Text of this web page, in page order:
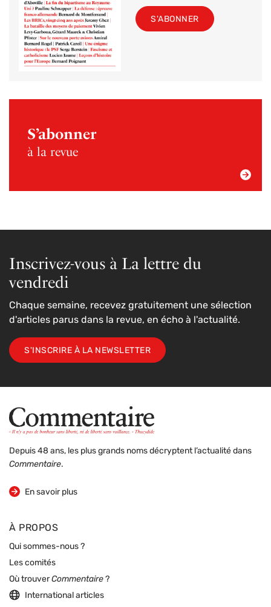
S'ABONNER
S’abonner
à la revue
Inscrivez-vous à La lettre du
vendredi
Chaque semaine, recevez gratuitement une sélection
d'articles parus dans la revue, en écho à l'actualité.
S'INSCRIRE À LA NEWSLETTER
Depuis 48 ans, les plus grands noms décryptent l’actualité dans
Commentaire.
En savoir plus
sur la revue
À PROPOS
Qui sommes-nous ?
Les comités
Où trouverCommentaire ?
International articles